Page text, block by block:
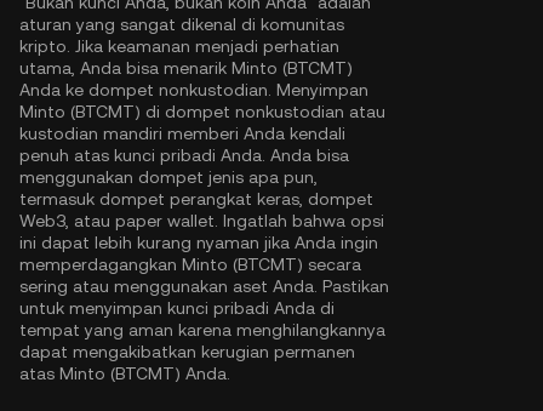
aturan yang sangat dikenal di komunitas
kripto. Jika keamanan menjadi perhatian
utama, Anda bisa menarik Minto (BTCMT)
Anda ke dompet nonkustodian. Menyimpan
Minto (BTCMT) di dompet nonkustodian atau
kustodian mandiri memberi Anda kendali
penuh atas kunci pribadi Anda. Anda bisa
menggunakan dompet jenis apa pun,
termasuk dompet perangkat keras, dompet
Web3, atau paper wallet. Ingatlah bahwa opsi
ini dapat lebih kurang nyaman jika Anda ingin
memperdagangkan Minto (BTCMT) secara
sering atau menggunakan aset Anda. Pastikan
untuk menyimpan kunci pribadi Anda di
tempat yang aman karena menghilangkannya
dapat mengakibatkan kerugian permanen
atas Minto (BTCMT) Anda.